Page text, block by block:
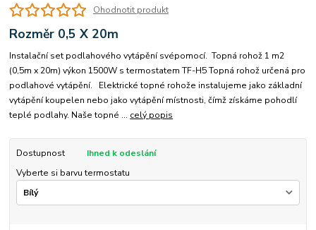
Ohodnotit produkt
Rozměr 0,5 X 20m
Instalační set podlahového vytápění svépomocí. Topná rohož 1 m2
(0,5m x 20m) výkon 1500W s termostatem TF-H5 Topná rohož určená pro
podlahové vytápění. Elektrické topné rohože instalujeme jako základní
vytápění koupelen nebo jako vytápění místnosti, čímž získáme pohodlí
teplé podlahy. Naše topné ... celý popis
Dostupnost
Ihned k odeslání
Vyberte si barvu termostatu